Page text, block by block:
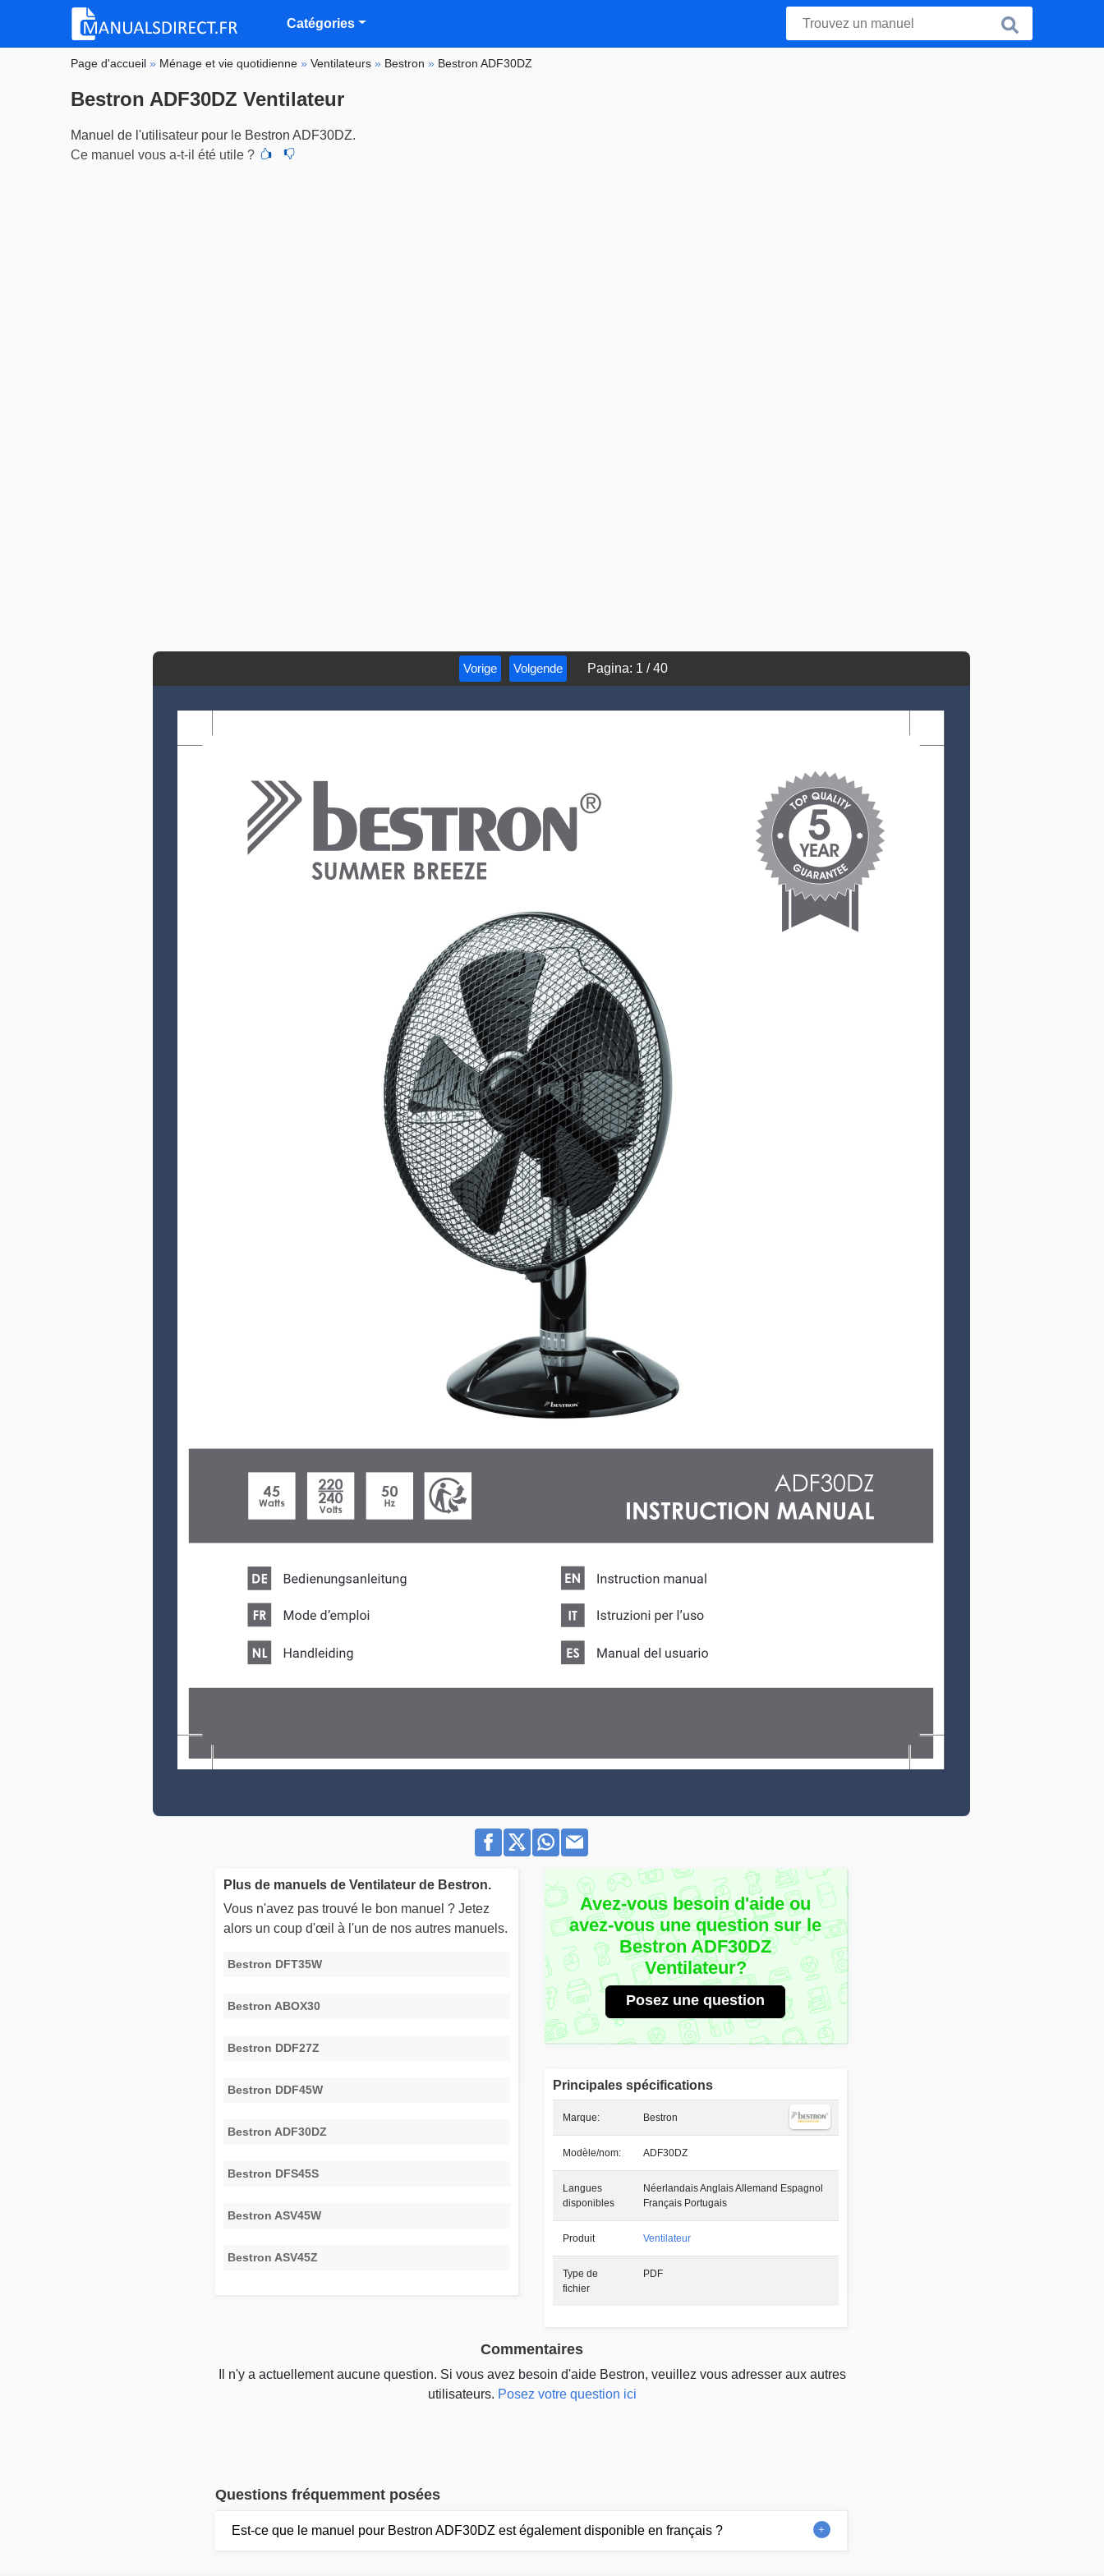
Catégories
Page d'accueil » Ménage et vie quotidienne »Ventilateurs » Bestron » Bestron ADF30DZ
Bestron ADF30DZ Ventilateur
Manuel de l'utilisateur pour le Bestron ADF30DZ.
Ce manuel vous a-t-il été utile ?
Vorige Volgende Pagina: 1 /40
Avez-vous besoin d'aide ou
avez-vous une question sur le
Bestron ADF30DZ
Ventilateur?
Posez une question
Principales spécifications
Marque: Bestron
Modèle/nom: ADF30DZ
Langues
disponibles
Néerlandais Anglais Allemand Espagnol
Français Portugais
Produit Ventilateur
Type de
fichier
PDF
Plus de manuels de Ventilateur de Bestron.
Vous n'avez pas trouvé le bon manuel ? Jetez
alors un coup d'œil à l'un de nos autres manuels.
Bestron DFT35W
Bestron ABOX30
Bestron DDF27Z
Bestron DDF45W
Bestron ADF30DZ
Bestron DFS45S
Bestron ASV45W
Bestron ASV45Z
Commentaires
Il n'y a actuellement aucune question. Si vous avez besoin d'aide Bestron, veuillez vous adresser aux autres
utilisateurs. Posez votre question ici
Questions fréquemment posées
Est-ce que le manuel pour Bestron ADF30DZ est également disponible en français ?